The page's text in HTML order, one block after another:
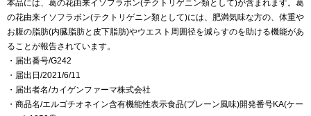
本品には、葛の花由来イソフラボン(テクトリゲニン類として)が含まれます。葛
の花由来イソフラボン(テクトリゲニン類として)には、肥満気味な方の、体重や
お腹の脂肪(内臓脂肪と皮下脂肪)やウエスト周囲径を減らすのを助ける機能があ
ることが報告されています。
・届出番号/G242
・届出日/2021/6/11
・届出者名/カイゲンファーマ株式会社
・商品名/エルゴチオネイン含有機能性表示食品(プレーン風味)開発番号KA(ケー